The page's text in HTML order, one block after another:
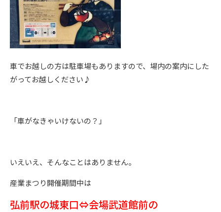
車でお越しの方は駐車場もありますので、場内の案内にした
がってお越しください♪
「車がなきゃいけないの？」
いえいえ、そんなことはありません。
産業まつり開催期間中は
弘前駅の城東口⇔会場武道館前の